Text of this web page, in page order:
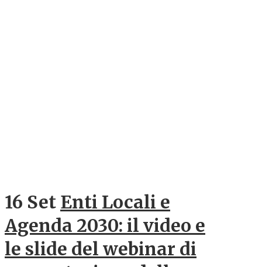
16 Set Enti Locali e
Agenda 2030: il video e
le slide del webinar di